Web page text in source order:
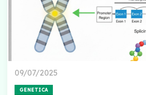
09/07/2025
GENETICA